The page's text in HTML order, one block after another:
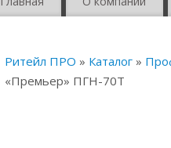
Ритейл ПРО » Каталог »
«Премьер» ПГН-70Т